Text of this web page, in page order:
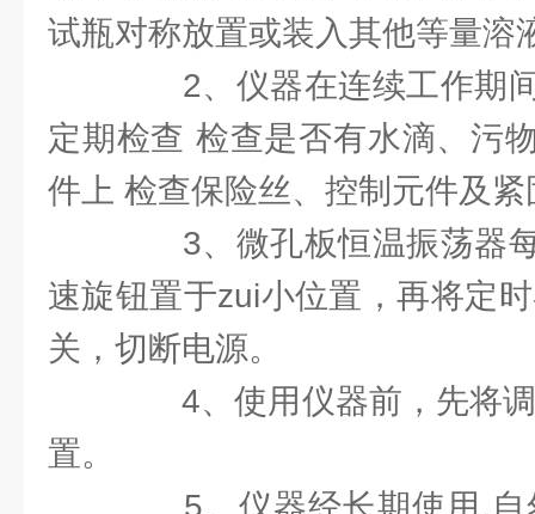
试瓶对称放置或装入其他等量溶
2、仪器在连续工作期间
定期检查 检查是否有水滴、污
件上 检查保险丝、控制元件及紧
3、微孔板恒温振荡器每
速旋钮置于zui小位置，再将定
关，切断电源。
4、使用仪器前，先将调
置。
5、仪器经长期使用,自